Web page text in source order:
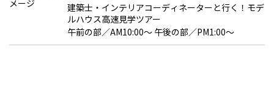
建築士・インテリアコーディネーターと行く！モデ
ルハウス高速見学ツアー
午前の部／AM10:00～ 午後の部／PM1:00～